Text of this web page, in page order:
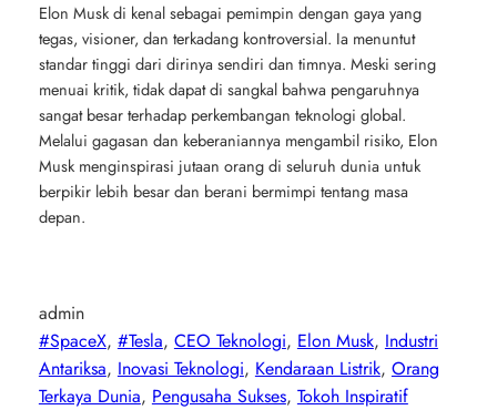
Elon Musk di kenal sebagai pemimpin dengan gaya yang
tegas, visioner, dan terkadang kontroversial. Ia menuntut
standar tinggi dari dirinya sendiri dan timnya. Meski sering
menuai kritik, tidak dapat di sangkal bahwa pengaruhnya
sangat besar terhadap perkembangan teknologi global.
Melalui gagasan dan keberaniannya mengambil risiko, Elon
Musk menginspirasi jutaan orang di seluruh dunia untuk
berpikir lebih besar dan berani bermimpi tentang masa
depan.
admin
#SpaceX, #Tesla, CEO Teknologi, Elon Musk, Industri
Antariksa, Inovasi Teknologi, Kendaraan Listrik, Orang
Terkaya Dunia, Pengusaha Sukses, Tokoh Inspiratif